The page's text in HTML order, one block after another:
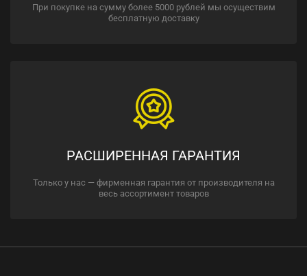
При покупке на сумму более 5000 рублей мы осуществим
бесплатную доставку
РАСШИРЕННАЯ ГАРАНТИЯ
Только у нас — фирменная гарантия от производителя на
весь ассортимент товаров